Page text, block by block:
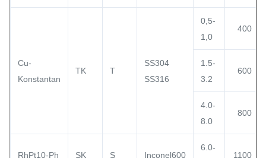
Cu-
Konstantan
TK T
SS304
SS316
0,5-
1,0
400
1.5-
3.2
600
4.0-
8.0
800
RhPt10-Ph SK S Inconel600
6.0-
1100